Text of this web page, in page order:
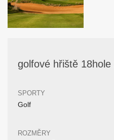
golfové hřiště 18hole
SPORTY
Golf
ROZMĚRY